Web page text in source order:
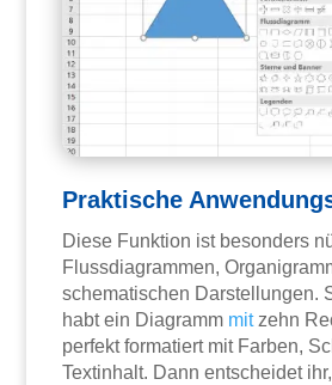
Praktische
Diese Funktion ist besonders
Flussdiagrammen,
schematischen Darstellungen.
habt ein Diagramm mitzehn
perfekt formatiert mit Farben,
Textinhalt. Dann entscheidet